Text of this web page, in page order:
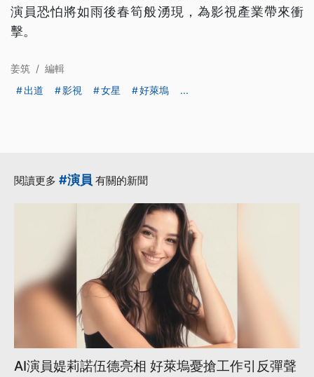
演員恐怕將如雨後春筍般湧現，為影視產業帶來衝
擊。
姜筑 / 編輯
出道
影視 女星 好萊塢 ...
閱讀更多 #演員 有關的新聞
AI演員媞莉諾伍德亮相 好萊塢憂搶工作引反彈聲